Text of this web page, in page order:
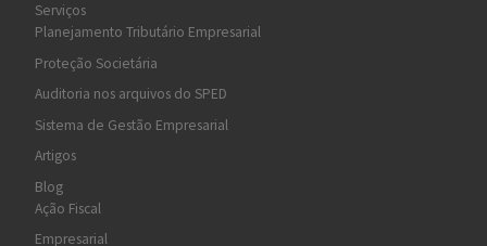
Serviços
Planejamento Tributário Empresarial
Proteção Societária
Auditoria nos arquivos do SPED
Sistema de Gestão Empresarial
Artigos
Blog
Ação Fiscal
Empresarial